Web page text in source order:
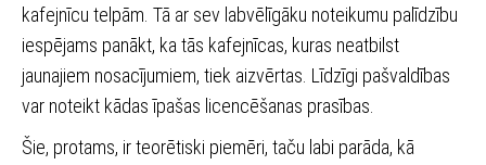
kafejnīcu telpām. Tā ar sev labvēlīgāku noteikumu palīdzību
iespējams panākt, ka tās kafejnīcas, kuras neatbilst
jaunajiem nosacījumiem, tiek aizvērtas. Līdzīgi pašvaldības
var noteikt kādas īpašas licencēšanas prasības.
Šie, protams, ir teorētiski piemēri, taču labi parāda, kā